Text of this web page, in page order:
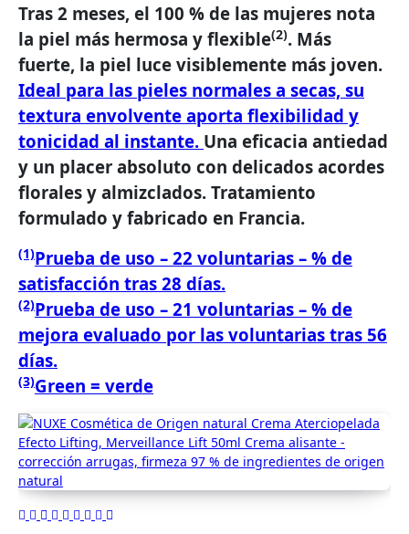
Tras 2 meses, el 100 % de las mujeres nota
la piel más hermosa y flexible(2). Más
fuerte, la piel luce visiblemente más joven.
Ideal para las pieles normales a secas, su
textura envolvente aporta flexibilidad y
tonicidad al instante. Una eficacia antiedad
y un placer absoluto con delicados acordes
florales y almizclados. Tratamiento
formulado y fabricado en Francia.
(1)Prueba de uso – 22 voluntarias – % de
satisfacción tras 28 días.
(2)Prueba de uso – 21 voluntarias – % de
mejora evaluado por las voluntarias tras 56
días.
(3)Green = verde